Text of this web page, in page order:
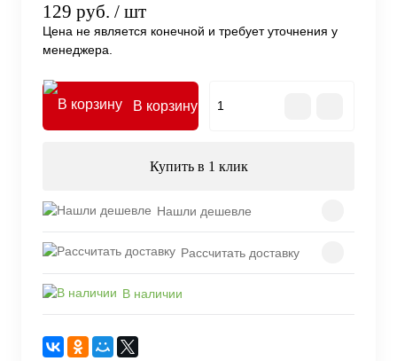
129 руб. / шт
Цена не является конечной и требует уточнения у
менеджера.
В корзину
Купить в 1 клик
Нашли дешевле
Рассчитать доставку
В наличии